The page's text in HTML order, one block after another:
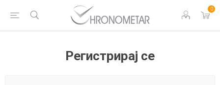
0
Регистрирај се